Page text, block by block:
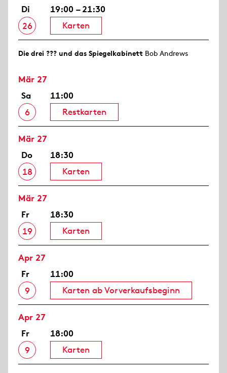
Di
26
19:00 – 21:30
Karten
Die drei ??? und das Spiegelkabinett Bob Andrews
Mär 27
Sa
6
11:00
Restkarten
Mär 27
Do
18
18:30
Karten
Mär 27
Fr
19
18:30
Karten
Apr 27
Fr
9
11:00
Karten ab Vorverkaufsbeginn
Apr 27
Fr
9
18:00
Karten